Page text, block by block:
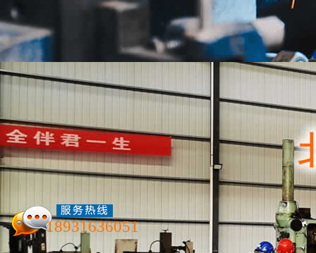
联系我们
18931636051
3D打印金属枪是由超过30个
心是金属激光烧结，制作一个
成，还有一些部件是由镍镉铁
光烧结，制作一个金属枪所需
3D打印金属枪，证实3D金属
50发子弹，并在测试中多次击